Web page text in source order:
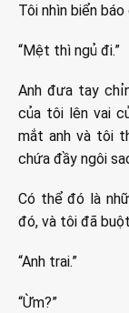
Tôi nhìn biển
“Mệt thì ngủ đi.”
Anh đưa tay
của tôi lên vai
mắt anh và tôi
chứa đầy ngôi
Có thể đó là
đó, và tôi đã
“Anh trai.”
“Ừm?”